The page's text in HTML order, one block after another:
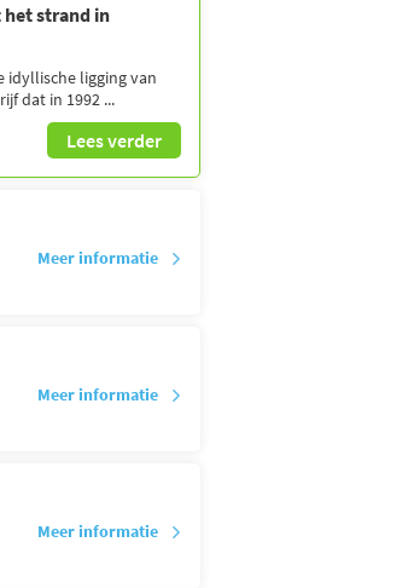
het strand in
idyllische ligging van
dat in 1992 ...
Lees verder
Meer informatie
Meer informatie
Meer informatie